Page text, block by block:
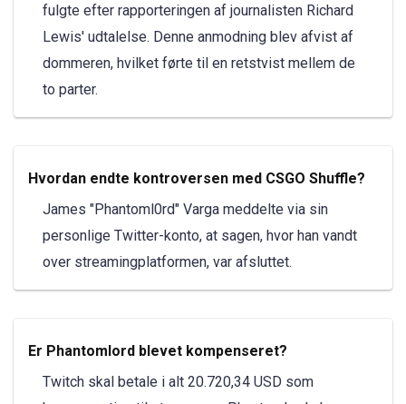
fulgte efter rapporteringen af journalisten Richard
Lewis' udtalelse. Denne anmodning blev afvist af
dommeren, hvilket førte til en retstvist mellem de
to parter.
Hvordan endte kontroversen med CSGO Shuffle?
James "Phantoml0rd" Varga meddelte via sin
personlige Twitter-konto, at sagen, hvor han vandt
over streamingplatformen, var afsluttet.
Er Phantomlord blevet kompenseret?
Twitch skal betale i alt 20.720,34 USD som